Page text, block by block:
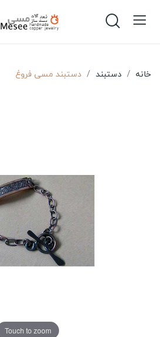
خانه دستبند دستبند مسی فروغ
Touch to zoom